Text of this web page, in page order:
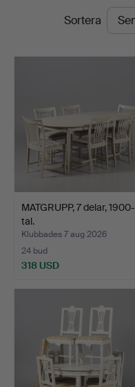
SlutpriserSortera
MATGRUPP, 7 delar, 1900-
tal.
Klubbades 7 aug 2026
24 bud
318 USD